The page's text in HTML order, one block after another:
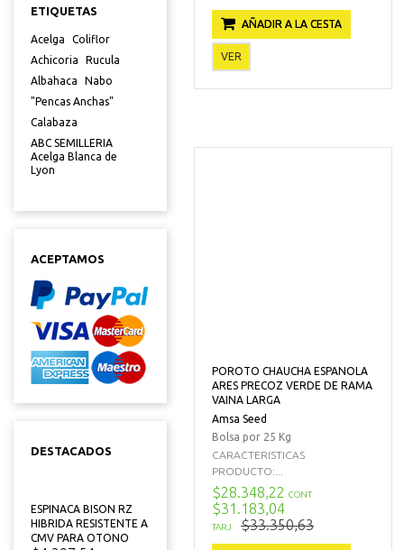
ETIQUETAS
Acelga
Coliflor
Achicoria
Rucula
Albahaca
Nabo
"Pencas Anchas"
Calabaza
ABC SEMILLERIA
Acelga Blanca de
Lyon
ACEPTAMOS
DESTACADOS
ESPINACA BISON RZ
HIBRIDA RESISTENTE A
CMV PARA OTONO
AÑADIR A LA CESTA
VER
POROTO CHAUCHA ESPANOLA
ARES PRECOZ VERDE DE RAMA
VAINA LARGA
Amsa Seed
Bolsa por 25 Kg
CARACTERISTICAS
PRODUCTO:...
$28.348,22 CONT
$31.183,04
TARJ $33.350,63